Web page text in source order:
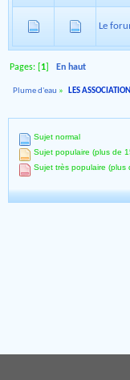
Le
Pages: [ 1 En haut
Plume d'eau » LES
Sujet normal
Sujet populaire (plus de
Sujet très populaire (plus